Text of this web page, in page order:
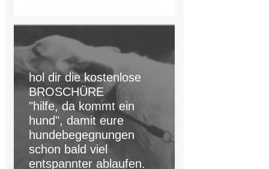
hol dir die kostenlose
BROSCHÜRE
"hilfe, da kommt ein
hund", damit eure
hundebegegnungen
schon bald viel
entspannter ablaufen.